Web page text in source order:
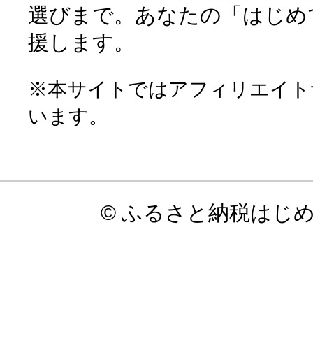
選びまで。あなたの「はじ
援します。
※本サイトではアフィリエイ
います。
© ふるさと納税はじ